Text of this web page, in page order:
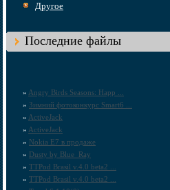
Другое
Последние файлы
» Angry Birds Seasons: Happ ...
» Зимний фотоконкурс Smart6 ...
» ActiveJack
» ActiveJack
» Nokia E7 в продаже
» Dusty by Blue_Ray
» TTPod Brasil v.4.0 beta2 ...
» TTPod Brasil v.4.0 beta2 ...